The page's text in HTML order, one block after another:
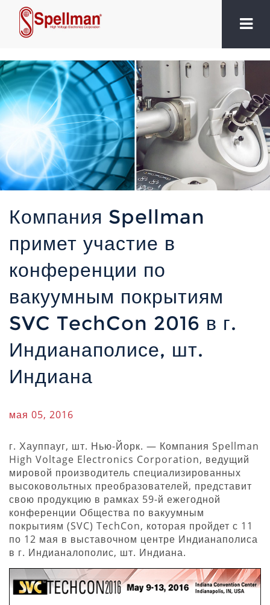
Компания Spellman
примет участие в
конференции по
вакуумным покрытиям
SVC TechCon 2016 в г.
Индианаполисе, шт.
Индиана
мая 05, 2016
г. Хауппауг, шт. Нью-Йорк. — Компания Spellman
High Voltage Electronics Corporation, ведущий
мировой производитель специализированных
высоковольтных преобразователей, представит
свою продукцию в рамках 59-й ежегодной
конференции Общества по вакуумным
покрытиям (SVC) TechCon, которая пройдет с 11
по 12 мая в выставочном центре Индианаполиса
в г. Индианалополис, шт. Индиана.